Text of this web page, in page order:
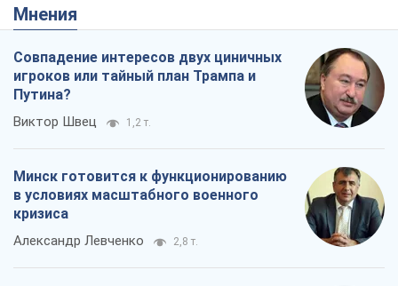
Мнения
Совпадение интересов двух циничных
игроков или тайный план Трампа и
Путина?
Виктор Швец 1,2 т.
Минск готовится к функционированию
в условиях масштабного военного
кризиса
Александр Левченко 2,8 т.